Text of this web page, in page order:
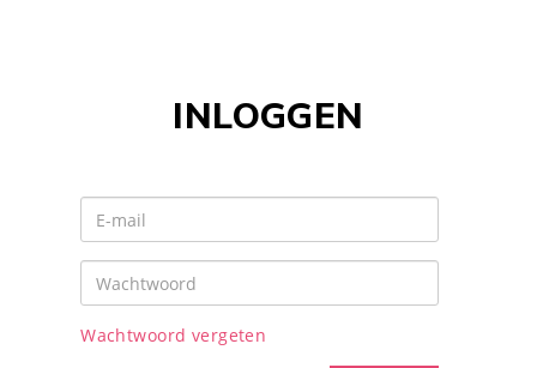
INLOGGEN
Wachtwoord vergeten